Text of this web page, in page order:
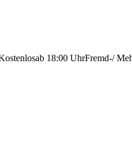
ab 18:00 UhrFremd-/